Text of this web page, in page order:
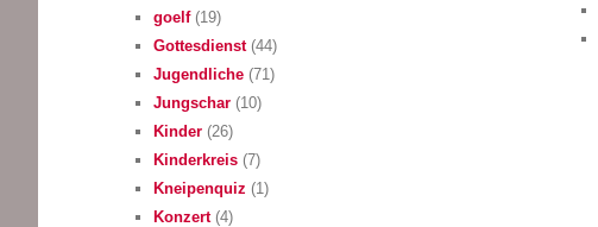
goelf(19)
Gottesdienst(44)
Jugendliche (71)
Jungschar (10)
Kinder (26)
Kinderkreis (7)
Kneipenquiz (1)
Konzert(4)